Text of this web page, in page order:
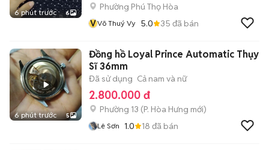
6 phút trước 6
Phường Phú Thọ Hòa
VVõ Thuý Vy 5.0 35 đã bán
6 phút trước 5
Đồng hồ Loyal Prince Automatic Thụy
Sĩ 36mm
Đã sử dụng Cả nam và nữ
2.800.000 đ
Phường 13 (P. Hòa Hưng mới)
Lê Sơn 1.0 18 đã bán